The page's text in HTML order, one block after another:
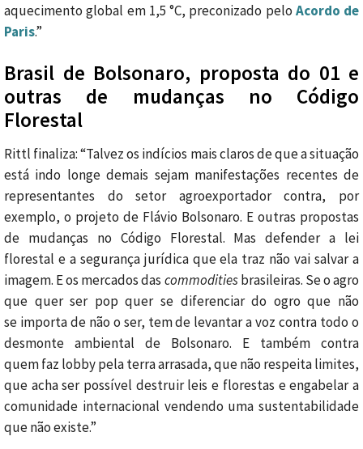
aquecimento global em 1,5 °C, preconizado pelo Acordo de
Paris.”
Brasil de Bolsonaro, proposta do 01 e
outras de mudanças no Código
Florestal
Rittl finaliza: “Talvez os indícios mais claros de que a situação
está indo longe demais sejam manifestações recentes de
representantes do setor agroexportador contra, por
exemplo, o projeto de Flávio Bolsonaro. E outras propostas
de mudanças no Código Florestal. Mas defender a lei
florestal e a segurança jurídica que ela traz não vai salvar a
imagem. E os mercados das commoditiesbrasileiras. Se o agro
que quer ser pop quer se diferenciar do ogro que não
se importa de não o ser, tem de levantar a voz contra todo o
desmonte ambiental de Bolsonaro. E também contra
quem faz lobby pela terra arrasada, que não respeita limites,
que acha ser possível destruir leis e florestas e engabelar a
comunidade internacional vendendo uma sustentabilidade
que não existe.”